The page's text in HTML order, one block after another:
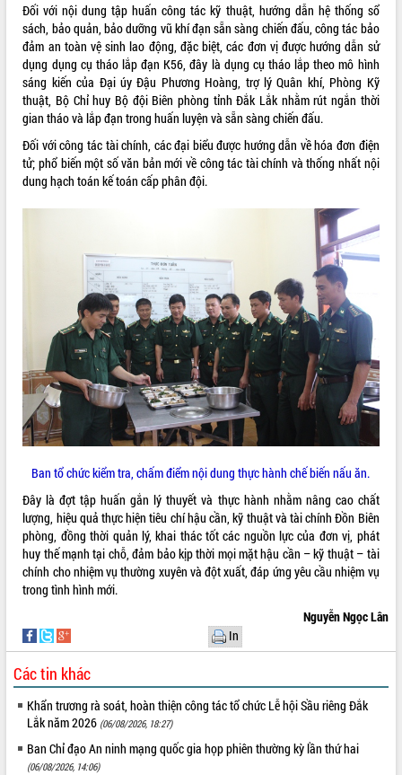
VIDEO
Không có file video nào để phát.
ALBUM ẢNH
LIÊN KẾT WEB
THỐNG KÊ TRUY CẬP
Hôm nay:
Tất cả: 66023185
Đối với nội dung tập huấn công tác kỹ thuật, hướng dẫn hệ thống sổ
sách, bảo quản, bảo dưỡng vũ khí đạn sẵn sàng chiến đấu, công tác bảo
đảm an toàn vệ sinh lao động, đặc biệt, các đơn vị được hướng dẫn sử
dụng dụng cụ tháo lắp đạn K56, đây là dụng cụ tháo lắp theo mô hình
sáng kiến của Đại úy Đậu Phương Hoàng, trợ lý Quân khí, Phòng Kỹ
thuật, Bộ Chỉ huy Bộ đội Biên phòng tỉnh Đắk Lắk nhằm rút ngắn thời
gian tháo và lắp đạn trong huấn luyện và sẵn sàng chiến đấu.
Đối với công tác tài chính, các đại biểu được hướng dẫn về hóa đơn điện
tử; phổ biến một số văn bản mới về công tác tài chính và thống nhất nội
dung hạch toán kế toán cấp phân đội.
Ban tổ chức kiểm tra, chấm điểm nội dung thực hành chế biến nấu ăn.
Đây là đợt tập huấn gắn lý thuyết và thực hành nhằm nâng cao chất
lượng, hiệu quả thực hiện tiêu chí hậu cần, kỹ thuật và tài chính Đồn Biên
phòng, đồng thời quản lý, khai thác tốt các nguồn lực của đơn vị, phát
huy thế mạnh tại chỗ, đảm bảo kịp thời mọi mặt hậu cần – kỹ thuật – tài
chính cho nhiệm vụ thường xuyên và đột xuất, đáp ứng yêu cầu nhiệm vụ
trong tình hình mới.
Nguyễn Ngọc Lân
In
Các tin khác
Khẩn trương rà soát, hoàn thiện công tác tổ chức Lễ hội Sầu riêng Đắk
Lắk năm 2026 (06/08/2026, 18:27)
Ban Chỉ đạo An ninh mạng quốc gia họp phiên thường kỳ lần thứ hai
(06/08/2026, 14:06)